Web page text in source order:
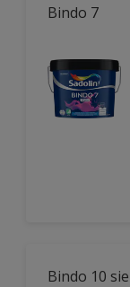
Bindo 7
Bindo 10